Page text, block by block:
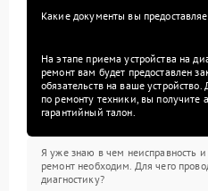
Какие документы вы
На этапе приема устройства на
ремонт вам будет предоставлен
обязательств на ваше
по ремонту техники, вы получите
гарантийный талон.
Я уже знаю в чем неисправность
ремонт необходим. Для чего
диагностику?